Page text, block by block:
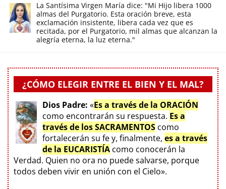
La Santísima Virgen María dice: "Mi Hijo libera 1000
almas del Purgatorio. Esta oración breve, esta
exclamación insistente, libera cada vez que es
recitada, por el Purgatorio, mil almas que alcanzan la
alegría eterna, la luz eterna."
¿CÓMO ELEGIR ENTRE EL BIEN Y EL MAL?
Dios Padre: «Es a través de la ORACIÓN
como encontrarán su respuesta. Es a
través de los SACRAMENTOS como
fortalecerán su fe y, finalmente, es a través
de la EUCARISTÍA como conocerán la
Verdad. Quien no ora no puede salvarse, porque
todos deben vivir en unión con el Cielo».